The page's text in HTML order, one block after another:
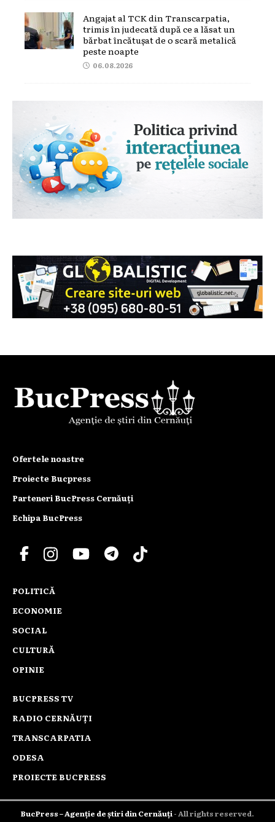
Angajat al TCK din Transcarpatia,
trimis în judecată după ce a lăsat un
bărbat încătușat de o scară metalică
peste noapte
06.08.2026
Ofertele noastre
Proiecte Bucpress
Parteneri BucPress Cernăuți
Echipa BucPress
POLITICĂ
ECONOMIE
SOCIAL
CULTURĂ
OPINIE
BUCPRESS TV
RADIO CERNĂUȚI
TRANSCARPATIA
ODESA
PROIECTE BUCPRESS
BucPress – Agenție de știri din Cernăuți- All rights reserved.